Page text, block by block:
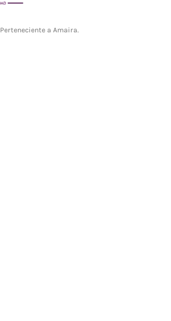
. Perteneciente a Amaira.